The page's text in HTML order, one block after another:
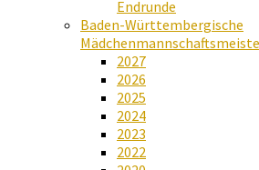
Endrunde
Baden-Württembergische
2027
2026
2025
2024
2023
2022